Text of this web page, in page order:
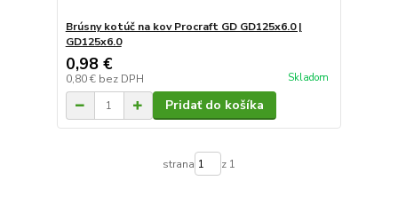
Brúsny kotúč na kov Procraft GD GD125x6.0 |
GD125x6.0
0,98 €
0,80 € bez DPH Skladom
Pridať do košíka
strana z 1